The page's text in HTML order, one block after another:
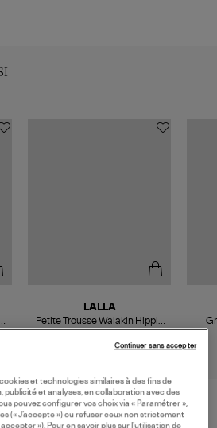
LALLA
Petite Trousse Walakin Hippie
Éponge Piscine
et technologies similaires à des fins de
publicité et analyses, en collaboration avec des
pouvez configurer vos choix via « Paramétrer »,
(« J’accepte ») ou refuser ceux non strictement
»). Pour en savoir plus sur l’utilisation de
Continuer sans accepter